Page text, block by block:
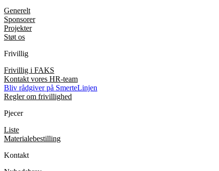
Generelt
Sponsorer
Projekter
Støt os
Frivillig
Frivillig i FAKS
Kontakt vores HR-team
Bliv rådgiver på SmerteLinjen
Regler om frivillighed
Pjecer
Liste
Materialebestilling
Kontakt